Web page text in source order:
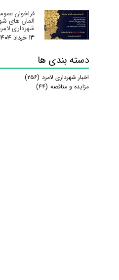
فراخوان
المان های
شهرداری
۱۳ خرداد ۰۴
دسته بندی ها
اخبار شهرداری لامرد (۲۵۶)
مزایده و مناقصه (۴۴)